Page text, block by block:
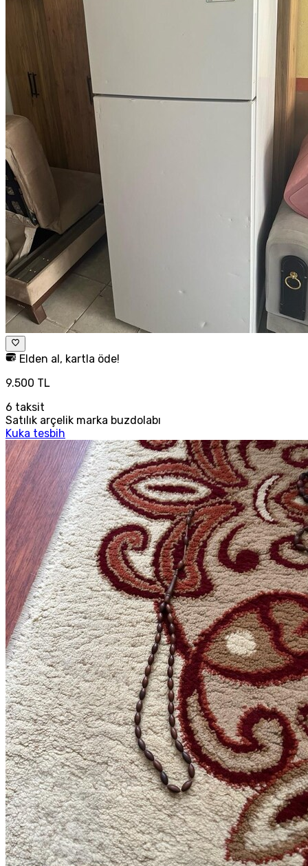
Elden al, kartla öde!
9.500 TL
6 taksit
Satılık arçelik marka buzdolabı
Kuka tesbih